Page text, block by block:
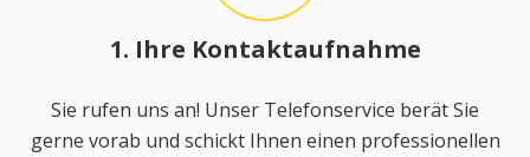
1. Ihre Kontaktaufnahme
Sie rufen uns an! Unser Telefonservice berät Sie
gerne vorab und schickt Ihnen einen professionellen